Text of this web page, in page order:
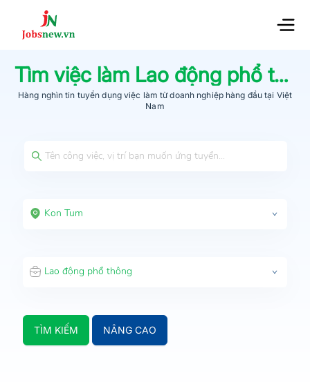
Tìm việc làm Lao động phổ thông
Hàng nghìn tin tuyển dụng việc làm từdoanh nghiệp hàng đầu tại Việt
Nam
Kon Tum
Lao động phổ thông
TÌM KIẾM NÂNG CAO